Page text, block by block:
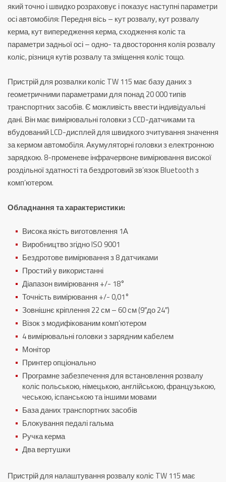
який точно і швидко розраховує і показує наступні параметри
осі автомобіля: Передня вісь – кут розвалу, кут розвалу
керма, кут випередження керма, сходження коліс та
параметри задньої осі – одно- та двостороння колія розвалу
коліс, різниця кутів розвалу та зміщення коліс тощо.
Пристрій для розвалки коліс TW 115 має базу даних з
геометричними параметрами для понад 20 000 типів
транспортних засобів.Є можливість ввести індивідуальні
дані. Він має вимірювальні головки з CCD-датчиками та
вбудований LCD-дисплей для швидкого зчитування значення
за кермом автомобіля.Акумуляторні головки з електронною
зарядкою. 8-променеве інфрачервоне вимірювання високої
роздільної здатності та бездротовий зв’язок Bluetooth з
комп’ютером.
Обладнання та характеристики:
Висока якість виготовлення 1А
Виробництво згідно ISO 9001
Бездротове вимірювання з 8 датчиками
Простий у використанні
Діапазон вимірювання +/- 18°
Точність вимірювання +/- 0,01°
Зовнішнє кріплення 22 см – 60 см (9″до 24″)
Візок з модифікованим комп’ютером
4 вимірювальні головки з зарядним кабелем
Монітор
Принтер опціонально
Програмне забезпечення для встановлення розвалу
коліс польською, німецькою, англійською, французькою,
чеською, іспанською та іншими мовами
База даних транспортних засобів
Блокування педалі гальма
Ручка керма
Два вертушки
Пристрій для налаштування розвалу коліс TW 115 має